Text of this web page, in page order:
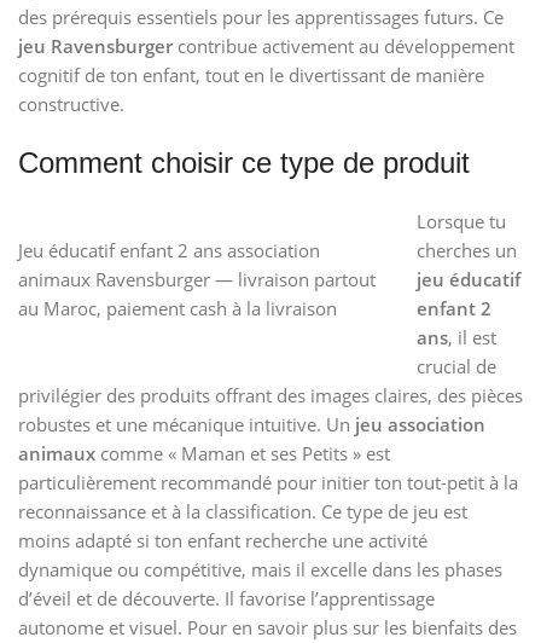
des prérequis essentiels pour les apprentissages futurs. Ce
jeu Ravensburger contribue activement au développement
cognitif de ton enfant, tout en le divertissant de manière
constructive.
Comment choisir ce type de produit
Jeu éducatif enfant 2 ans association
animaux Ravensburger — livraison partout
au Maroc, paiement cash à la livraison
Lorsque tu
cherches un
jeu éducatif
enfant 2
ans, il est
crucial de
privilégier des produits offrant des images claires, des pièces
robustes et une mécanique intuitive. Un jeu association
animaux comme « Maman et ses Petits » est
particulièrement recommandé pour initier ton tout-petit à la
reconnaissance et à la classification. Ce type de jeu est
moins adapté si ton enfant recherche une activité
dynamique ou compétitive, mais il excelle dans les phases
d’éveil et de découverte. Il favorise l’apprentissage
autonome et visuel. Pour en savoir plus sur les bienfaits des